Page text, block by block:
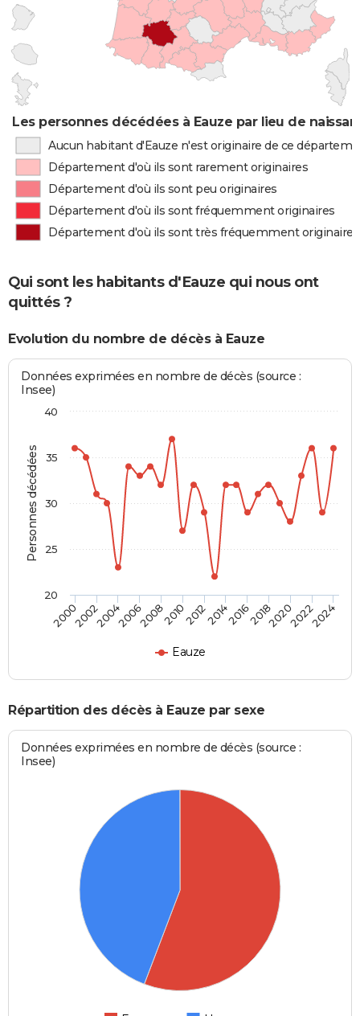
Les personnes décédées à Eauze par lieu de
Aucun habitant d'Eauze n'est originaire de ce
Département d'où ils sont rarement originaires
Département d'où ils sont peu originaires
Département d'où ils sont fréquemment originaires
Département d'où ils sont très fréquemment originaires
Qui sont les habitants d'Eauze qui nous ont
quittés ?
Evolution du nombre de décès à Eauze
Personnes décédées
Données exprimées en nombre de décès (source :
Insee)
Eauze
2000200220042006200820102012201420162018202020222024
20
25
30
35
40
Répartition des décès à Eauze par sexe
Données exprimées en nombre de décès (source :
Insee)